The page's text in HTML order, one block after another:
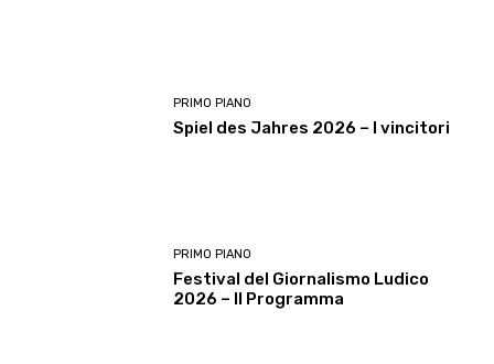
PRIMO PIANO
Spiel des Jahres 2026 – I vincitori
PRIMO PIANO
Festival del Giornalismo Ludico
2026 – Il Programma